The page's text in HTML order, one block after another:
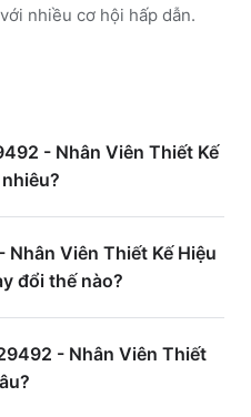
nhiều cơ hội hấp dẫn.
- Nhân Viên Thiết Kế
Viên Thiết Kế Hiệu
đổi thế nào?
- Nhân Viên Thiết